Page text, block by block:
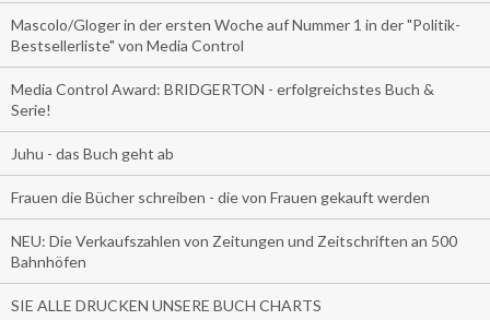
Mascolo/Gloger in der ersten Woche auf Nummer 1 in der "Politik-
Bestsellerliste" von Media Control
Media Control Award: BRIDGERTON - erfolgreichstes Buch &
Serie!
Juhu - das Buch geht ab
Frauen die Bücher schreiben - die von Frauen gekauft werden
NEU: Die Verkaufszahlen von Zeitungen und Zeitschriften an 500
Bahnhöfen
SIE ALLE DRUCKEN UNSERE BUCH CHARTS